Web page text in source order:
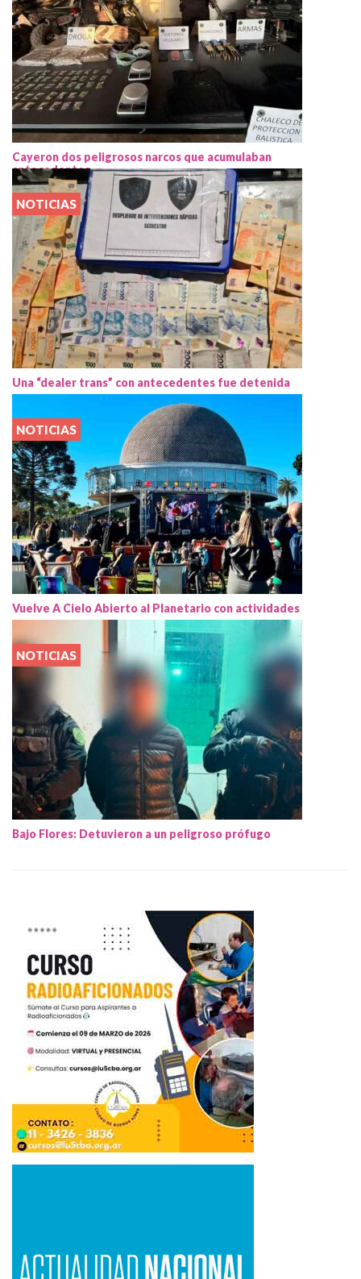
Cayeron dos peligrosos narcos que acumulaban
antecedentes
NOTICIAS
Una “dealer trans” con antecedentes fue detenida
NOTICIAS
Vuelve A Cielo Abierto al Planetario con actividades
NOTICIAS
Bajo Flores: Detuvieron a un peligroso prófugo